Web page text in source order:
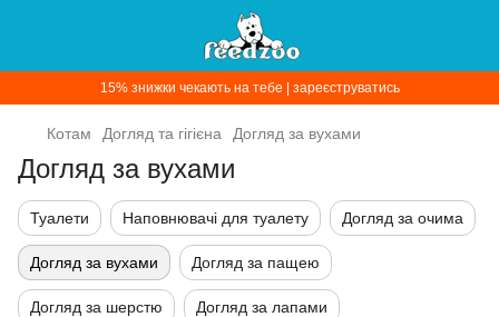
15% знижки чекають на тебе | зареєструватись
Котам Догляд та гігієна Догляд за вухами
Догляд за вухами
Туалети Наповнювачі для туалету Догляд за очима
Догляд за вухами Догляд за пащею
Догляд за шерстю Догляд за лапами